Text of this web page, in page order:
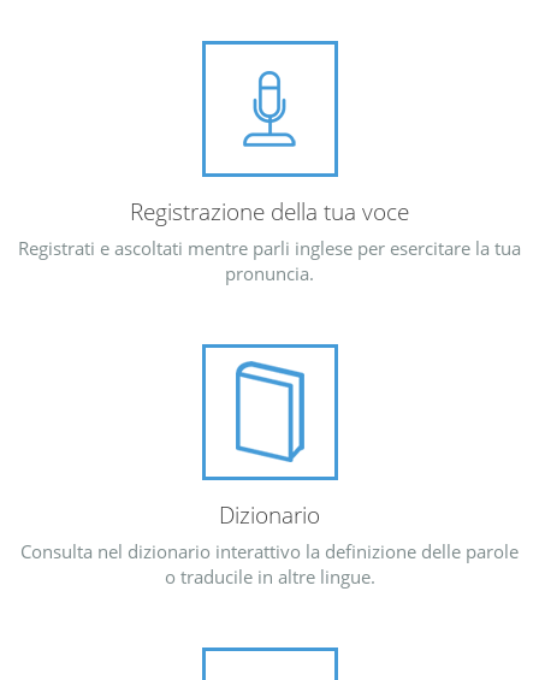
Registrazione della tua voce
Registrati e ascoltati mentre parli inglese per esercitare la tua
pronuncia.
Dizionario
Consulta nel dizionario interattivo la definizione delle parole
o traducile in altre lingue.